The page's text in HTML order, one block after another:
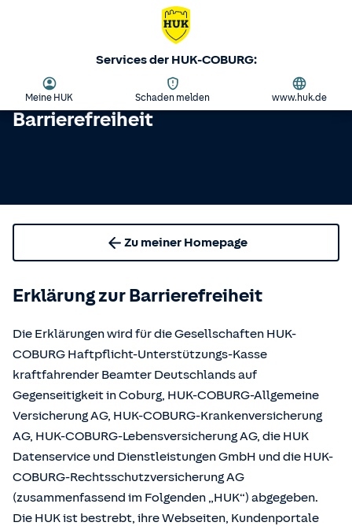
Services der HUK-COBURG:
Meine HUK Schaden melden www.huk.de
Barrierefreiheit
Zu meiner Homepage
Erklärung zur Barrierefreiheit
Die Erklärungen wird für die Gesellschaften HUK-
COBURG Haftpflicht-Unterstützungs-Kasse
kraftfahrender Beamter Deutschlands auf
Gegenseitigkeit in Coburg, HUK-COBURG-Allgemeine
Versicherung AG, HUK-COBURG-Krankenversicherung
AG, HUK-COBURG-Lebensversicherung AG, die HUK
Datenservice und Dienstleistungen GmbH und die HUK-
COBURG-Rechtsschutzversicherung AG
(zusammenfassend im Folgenden „HUK“) abgegeben.
Die HUK ist bestrebt, ihre Webseiten, Kundenportale